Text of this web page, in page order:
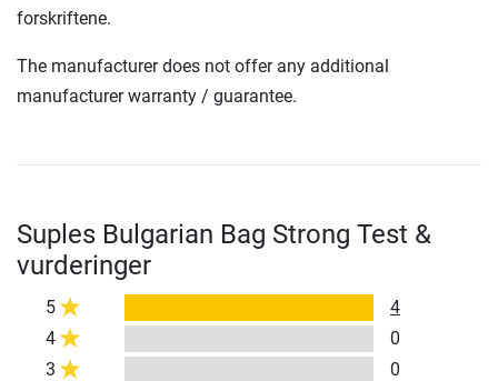
forskriftene.
The manufacturer does not offer any additional
manufacturer warranty / guarantee.
Suples Bulgarian Bag Strong Test &
vurderinger
5
4
4
0
3
0